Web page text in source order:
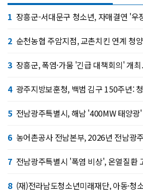
1 장흥군-서대문구 청소년, 자매결연 '우
2 순천농협 주암지점, 교촌치킨 연계 청
3 장흥군, 폭염·가뭄 '긴급 대책회의' 개
4 광주지방보훈청, 백범 김구 150주년:
5 전남광주특별시, 해남 '400MW 태양광'
6 농어촌공사 전남본부, 2026년 전남광
7 전남광주특별시 '폭염 비상', 온열질환 고
8 (재)전라남도청소년미래재단, 아동·청소년 범죄